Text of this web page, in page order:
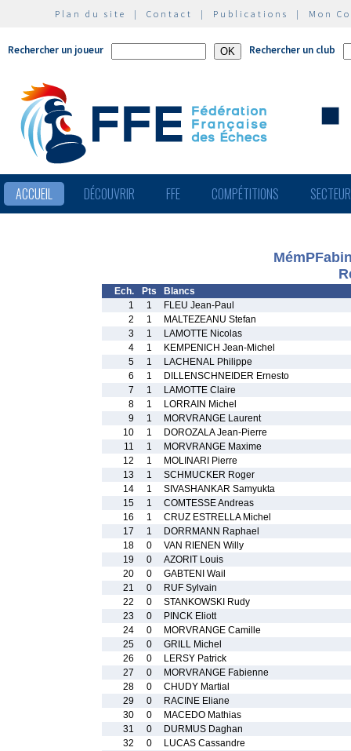
Plan du site | Contact | Publications | Mon
Rechercher un joueur Rechercher un club
ACCUEIL DÉCOUVRIR FFE COMPÉTITIONS
Ech. Pts
Blancs
1
1
FLEU Jean-Paul
2
1
MALTEZEANU Stefan
3
1
LAMOTTE Nicolas
4
1
KEMPENICH Jean-Michel
5
1
LACHENAL Philippe
6
1
DILLENSCHNEIDER Ernesto
7
1
LAMOTTE Claire
8
1
LORRAIN Michel
9
1
MORVRANGE Laurent
10
1
DOROZALA Jean-Pierre
11
1
MORVRANGE Maxime
12
1
MOLINARI Pierre
13
1
SCHMUCKER Roger
14
1
SIVASHANKAR Samyukta
15
1
COMTESSE Andreas
16
1
CRUZ ESTRELLA Michel
17
1
DORRMANN Raphael
18
0
VAN RIENEN Willy
19
0
AZORIT Louis
20
0
GABTENI Wail
21
0
RUF Sylvain
22
0
STANKOWSKI Rudy
23
0
PINCK Eliott
24
0
MORVRANGE Camille
25
0
GRILL Michel
26
0
LERSY Patrick
27
0
MORVRANGE Fabienne
28
0
CHUDY Martial
29
0
RACINE Eliane
30
0
MACEDO Mathias
31
0
DURMUS Daghan
32
0
LUCAS Cassandre